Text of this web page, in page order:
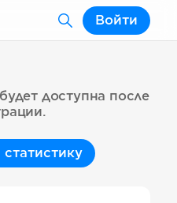
Войти
доступна после